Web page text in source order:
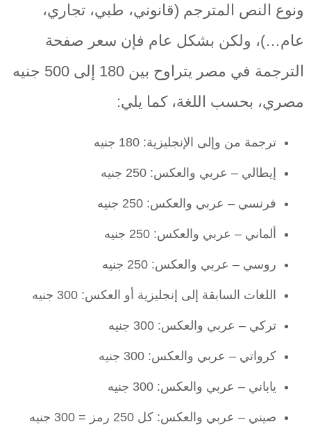
ونوع النص المترجم (قانوني، طبي، تجاري،
عام…)، ولكن بشكل عام فإن سعر صفحة
الترجمة في مصر يتراوح بين 180 إلى 500 جنيه
مصري، بحسب اللغة، كما يلي:
ترجمة من وإلى الإنجليزية: 180 جنيه
إيطالي – عربي والعكس: 250 جنيه
فرنسي – عربي والعكس: 250 جنيه
ألماني – عربي والعكس: 250 جنيه
روسي – عربي والعكس: 250 جنيه
اللغات السابقة إلى إنجليزية أو العكس: 300 جنيه
تركي – عربي والعكس: 300 جنيه
كرواتي – عربي والعكس: 300 جنيه
ياباني – عربي والعكس: 300 جنيه
صيني – عربي والعكس: كل 250 رمز = 300 جنيه